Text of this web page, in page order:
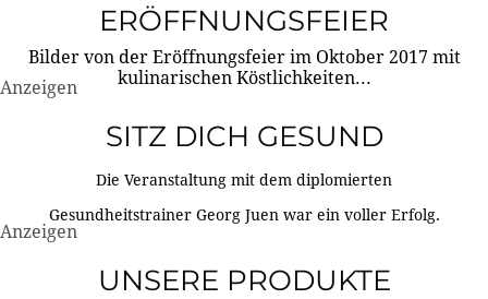
ERÖFFNUNGSFEIER
Bilder von der Eröffnungsfeier im Oktober 2017 mit
kulinarischen Köstlichkeiten...
Anzeigen
SITZ DICH GESUND
Die Veranstaltung mit dem diplomierten
Gesundheitstrainer Georg Juen war ein voller Erfolg.
Anzeigen
UNSERE PRODUKTE